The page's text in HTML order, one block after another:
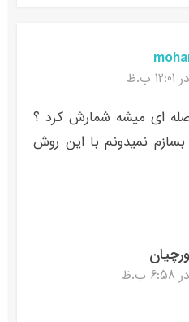
ای میشه شمارش کرد ؟
نمیدونم با این روش